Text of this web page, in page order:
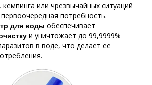
или чрезвычайных ситуаций
первоочередная потребность.
для воды обеспечивает
и уничтожает до 99,9999%
в воде, что делает ее